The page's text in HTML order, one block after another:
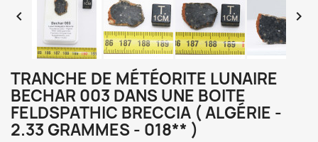
 
TRANCHE DE MÉTÉORITE LUNAIRE
BECHAR 003 DANS UNE BOITE
FELDSPATHIC BRECCIA ( ALGÉRIE -
2.33 GRAMMES - 018** )